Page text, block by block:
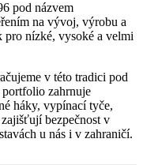
pod názvem
na vývoj, výrobu a
pro nízké, vysoké a velmi
v této tradici pod
portfolio zahrnuje
háky, vypínací tyče,
bezpečnost v
u nás i v zahraničí.